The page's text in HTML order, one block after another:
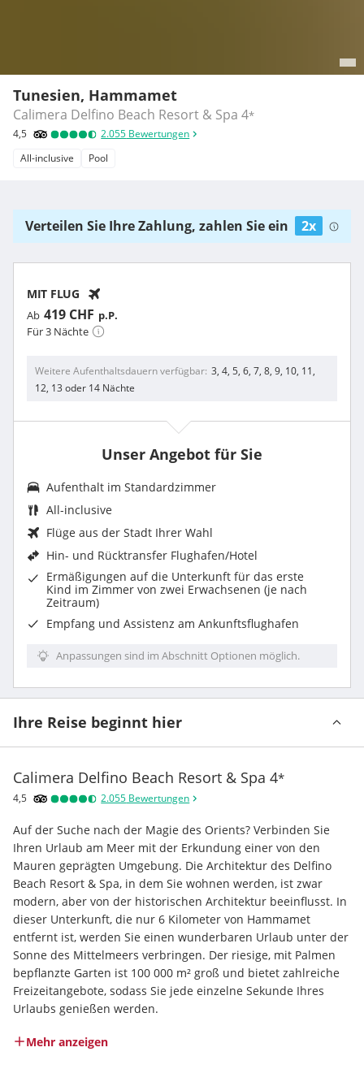
Tunesien, Hammamet
Calimera Delfino Beach Resort & Spa 4*
4,5 2.055 Bewertungen
All-inclusive
Pool
Verteilen Sie Ihre Zahlung, zahlen Sie ein 2x
MIT FLUG
Ab 419 CHF p.P.
Für 3 Nächte
Weitere Aufenthaltsdauern verfügbar 3, 4, 5, 6, 7, 8, 9, 10, 11,
12, 13 oder 14 Nächte
Unser Angebot für Sie
Aufenthalt im Standardzimmer
All-inclusive
Flüge aus der Stadt Ihrer Wahl
Hin- und Rücktransfer Flughafen/Hotel
Ermäßigungen auf die Unterkunft für das erste
Kind im Zimmer von zwei Erwachsenen (je nach
Zeitraum)
Empfang und Assistenz am Ankunftsflughafen
Anpassungen sind im Abschnitt Optionen möglich.
Ihre Reise beginnt hier
Calimera Delfino Beach Resort & Spa 4*
4,5 2.055 Bewertungen
Auf der Suche nach der Magie des Orients? Verbinden Sie
Ihren Urlaub am Meer mit der Erkundung einer von den
Mauren geprägten Umgebung. Die Architektur des Delfino
Beach Resort & Spa, in dem Sie wohnen werden, ist zwar
modern, aber von der historischen Architektur beeinflusst. In
dieser Unterkunft, die nur 6 Kilometer von Hammamet
entfernt ist, werden Sie einen wunderbaren Urlaub unter der
Sonne des Mittelmeers verbringen. Der riesige, mit Palmen
bepflanzte Garten ist 100 000 m² groß und bietet zahlreiche
Freizeitangebote, sodass Sie jede einzelne Sekunde Ihres
Urlaubs genießen werden.
Mehr anzeigen